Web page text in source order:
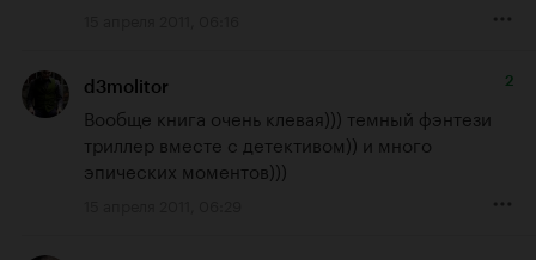
d3molitor 2
Вообще книга очень клевая))) темный фэнтези
триллер вместе с детективом)) и много
эпических моментов)))